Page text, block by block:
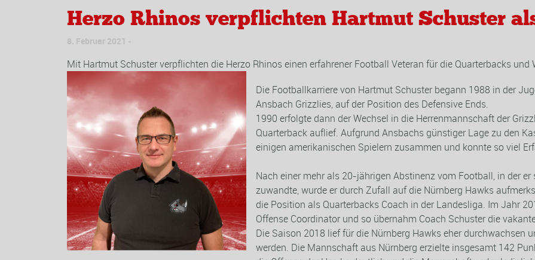
Herzo Rhinos verpflichten Hartmut Schuster
8. Februar 2021
Mit Hartmut Schusterverpflichten die Herzo Rhinoseinen erfahrener Football Veteran fürdie Quarterbacks und
Die Footballkarriere von Hartmut Schuster begann 1988 in der
Ansbach Grizzlies, auf der Position des Defensive Ends.
1990 erfolgte dann der Wechsel in die Herrenmannschaft der
Quarterback auflief. Aufgrund Ansbachs günstigerLage zu den
einigen amerikanischen Spielern zusammen und konnte so viel
Nach einer mehr als 20-jährigen Abstinenz vom Football, in der
zuwandte, wurde er durch Zufall auf die Nürnberg Hawks
die Position als Quarterbacks Coach in der Landesliga. Im Jahr
Offense Coordinatorund so übernahm Coach Schuster die
Die Saison 2018 lief für die Nürnberg Hawks eher durchwachsen
werden. Die Mannschaft aus Nürnberg erzielte insgesamt 142